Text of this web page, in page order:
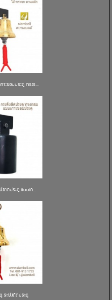
าะขอบประตู ทรงร...
งติดประตู แบบเก...
ระฆังติดประตู